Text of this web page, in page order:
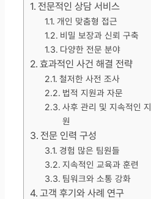
전문적인 상담 서비스
개인 맞춤형 접근
비밀 보장과 신뢰 구축
다양한 전문 분야
효과적인 사건 해결 전략
철저한 사전 조사
법적 지원과 자문
사후 관리 및 지속적인 지
원
전문 인력 구성
경험 많은 팀원들
지속적인 교육과 훈련
팀워크와 소통 강화
고객 후기와 사례 연구